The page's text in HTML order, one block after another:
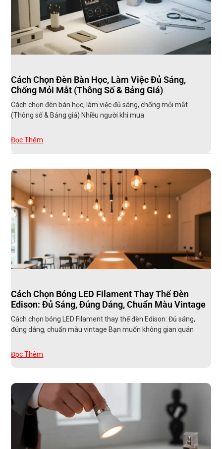
Cách Chọn Đèn Bàn Học, Làm Việc Đủ Sáng,
Chống Mỏi Mắt (Thông Số & Bảng Giá)
Cách chọn đèn bàn học, làm việc đủ sáng, chống mỏi mắt
(Thông số & Bảng giá) Nhiều người khi mua
Đọc Thêm
Cách Chọn Bóng LED Filament Thay Thế Đèn
Edison: Đủ Sáng, Đúng Dáng, Chuẩn Màu Vintage
Cách chọn bóng LED Filament thay thế đèn Edison: Đủ sáng,
đúng dáng, chuẩn màu vintage Bạn muốn không gian quán
Đọc Thêm